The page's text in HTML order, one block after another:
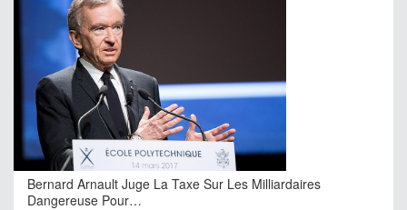
Bernard Arnault Juge La Taxe Sur Les Milliardaires
Dangereuse Pour…